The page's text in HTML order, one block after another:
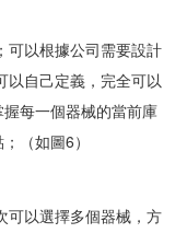
以根據公司需要設計
以自己定義，完全可以
每一個器械的當前庫
（如圖6）
以選擇多個器械，方